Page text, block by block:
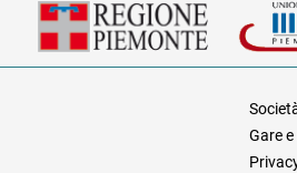
e trasparenza
Gare